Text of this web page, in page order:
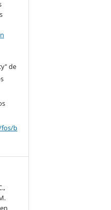
de
fos/b